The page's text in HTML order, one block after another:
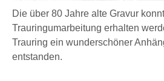
Die über 80 Jahre alte Gravur
Trauringumarbeitung erhalten
Trauring ein wunderschöner
entstanden.